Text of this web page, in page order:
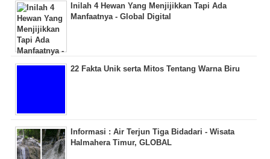
Inilah 4 Hewan Yang Menjijikkan Tapi Ada
Manfaatnya - Global Digital
22 Fakta Unik serta Mitos Tentang Warna Biru
Informasi : Air Terjun Tiga Bidadari - Wisata
Halmahera Timur, GLOBAL